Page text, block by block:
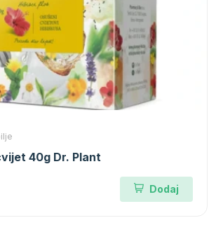
40g Dr. Plant
Dodaj